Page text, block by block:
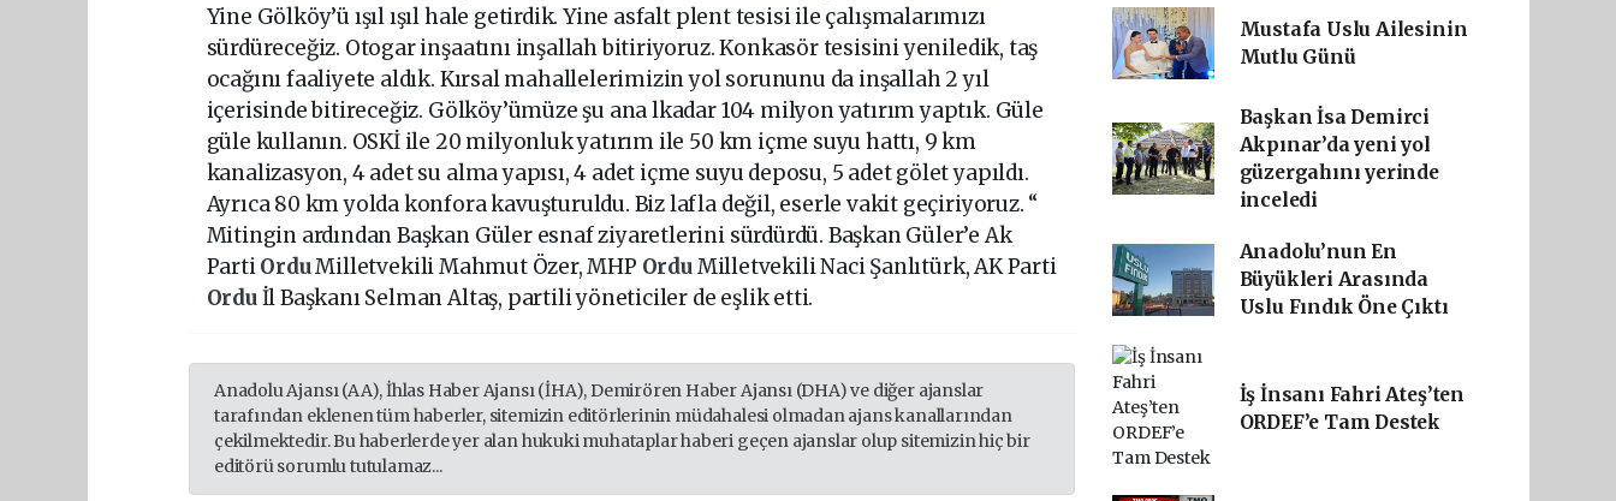
Yine Gölköy’ü ışıl ışıl hale getirdik. Yine asfalt plent tesisi ile çalışmalarımızı
sürdüreceğiz. Otogar inşaatını inşallah bitiriyoruz. Konkasör tesisini yeniledik, taş
ocağını faaliyete aldık. Kırsal mahallelerimizin yol sorununu da inşallah 2 yıl
içerisinde bitireceğiz. Gölköy’ümüze şu ana lkadar 104 milyon yatırım yaptık. Güle
güle kullanın. OSKİ ile 20 milyonluk yatırım ile 50 km içme suyu hattı, 9 km
kanalizasyon, 4 adet su alma yapısı, 4 adet içme suyu deposu, 5 adet gölet yapıldı.
Ayrıca 80 km yolda konfora kavuşturuldu. Biz lafla değil, eserle vakit geçiriyoruz. “
Mitingin ardından Başkan Güler esnaf ziyaretlerini sürdürdü. Başkan Güler’e Ak
PartiOrduMilletvekili Mahmut Özer, MHP OrduMilletvekili Naci Şanlıtürk, AK Parti
Orduİl Başkanı Selman Altaş, partili yöneticiler de eşlik etti.
Anadolu Ajansı (AA), İhlas Haber Ajansı (İHA), Demirören Haber Ajansı (DHA) ve diğer ajanslar
tarafından eklenen tüm haberler, sitemizin editörlerinin müdahalesi olmadan ajans kanallarından
çekilmektedir. Bu haberlerde yer alan hukuki muhataplar haberi geçen ajanslar olup sitemizin hiç bir
editörü sorumlu tutulamaz...
Mustafa Uslu Ailesinin
Mutlu Günü
Başkan İsa Demirci
Akpınar’da yeni yol
güzergahını yerinde
inceledi
Anadolu’nun En
Büyükleri Arasında
Uslu Fındık Öne Çıktı
İş İnsanı Fahri Ateş’ten
ORDEF’e Tam Destek